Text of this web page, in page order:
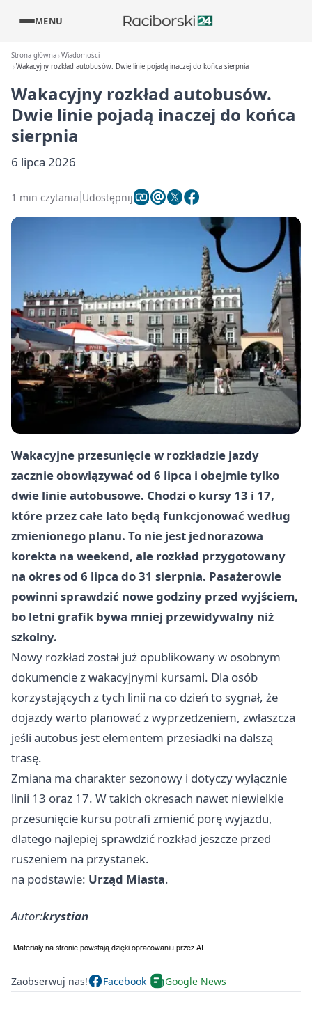
MENU
Strona główna Wiadomości
Wakacyjny rozkład autobusów. Dwie linie pojadą inaczej do końca sierpnia
Wakacyjny rozkład autobusów.
Dwie linie pojadą inaczej do końca
sierpnia
6 lipca 2026
1 min czytania Udostępnij
Wakacyjne przesunięcie w rozkładzie jazdy
zacznie obowiązywać od 6 lipca i obejmie tylko
dwie linie autobusowe. Chodzi o kursy 13 i 17,
które przez całe lato będą funkcjonować według
zmienionego planu. To nie jest jednorazowa
korekta na weekend, ale rozkład przygotowany
na okres od 6 lipca do 31 sierpnia. Pasażerowie
powinni sprawdzić nowe godziny przed wyjściem,
bo letni grafik bywa mniej przewidywalny niż
szkolny.
Nowy rozkład został już opublikowany w osobnym
dokumencie z wakacyjnymi kursami. Dla osób
korzystających z tych linii na co dzień to sygnał, że
dojazdy warto planować z wyprzedzeniem, zwłaszcza
jeśli autobus jest elementem przesiadki na dalszą
trasę.
Zmiana ma charakter sezonowy i dotyczy wyłącznie
linii 13 oraz 17. W takich okresach nawet niewielkie
przesunięcie kursu potrafi zmienić porę wyjazdu,
dlatego najlepiej sprawdzić rozkład jeszcze przed
ruszeniem na przystanek.
na podstawie: Urząd Miasta.
Autor:krystian
Zaobserwuj nas! Facebook Google News